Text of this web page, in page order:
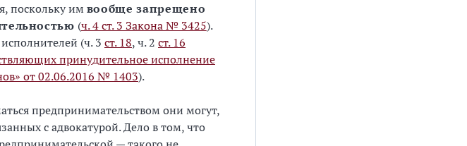
поскольку им вообще запрещено
(ч. 4 ст. 3 Закона № 3425).
(ч. 3 ст. 18, ч. 2 ст. 16
принудительное исполнение
от 02.06.2016 № 1403).
предпринимательством они могут,
с адвокатурой. Дело в том, что